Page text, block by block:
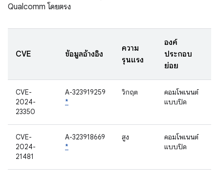
Qualcomm โดยตรง
CVE ข้อมูลอ้างอิง
ความ
รุนแรง
องค์
ประกอบ
ย่อย
CVE-
2024-
23350
A-323919259
*
วิกฤต
คอมโพเนนต์
แบบปิด
CVE-
2024-
21481
A-323918669
*
สูง
คอมโพเนนต์
แบบปิด